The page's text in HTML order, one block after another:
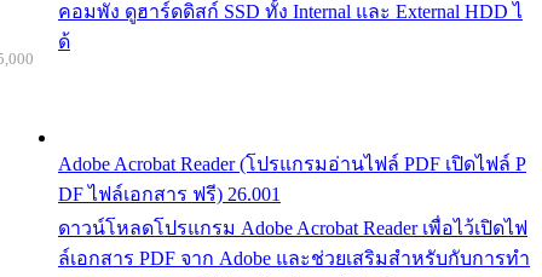
คอมพัง ดูฮาร์ดดิสก์ SSD ทั้ง Internal และ External HDD ไ
ด้
Adobe Acrobat Reader (โปรแกรมอ่านไฟล์ PDF เปิดไฟล์ P
DF ไฟล์เอกสาร ฟรี) 26.001
ดาวน์โหลดโปรแกรม Adobe Acrobat Reader เพื่อไว้เปิดไฟ
ล์เอกสาร PDF จาก Adobe และช่วยเสริมสำหรับกับการทำ